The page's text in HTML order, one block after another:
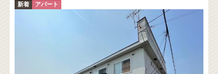
新着 アパート